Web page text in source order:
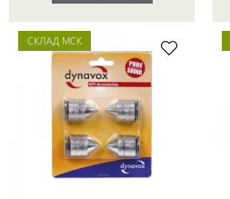
СКЛАД МСК